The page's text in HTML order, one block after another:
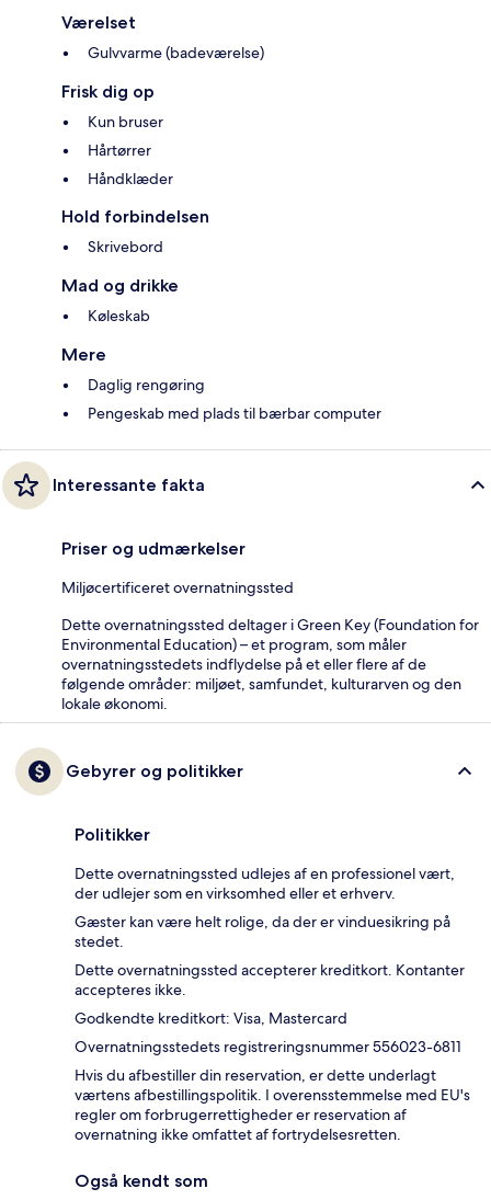
Værelset
Gulvvarme (badeværelse)
Frisk dig op
Kun bruser
Hårtørrer
Håndklæder
Hold forbindelsen
Skrivebord
Mad og drikke
Køleskab
Mere
Daglig rengøring
Pengeskab med plads til bærbar computer
Interessante fakta
Priser og udmærkelser
Miljøcertificeret overnatningssted
Dette overnatningssted deltager i Green Key (Foundation for
Environmental Education) – et program, som måler
overnatningsstedets indflydelse på et eller flere af de
følgende områder: miljøet, samfundet, kulturarven og den
lokale økonomi.
Gebyrer og politikker
Politikker
Dette overnatningssted udlejes af en professionel vært,
der udlejer som en virksomhed eller et erhverv.
Gæster kan være helt rolige, da der er vinduesikring på
stedet.
Dette overnatningssted accepterer kreditkort. Kontanter
accepteres ikke.
Godkendte kreditkort: Visa, Mastercard
Overnatningsstedets registreringsnummer 556023-6811
Hvis du afbestiller din reservation, er dette underlagt
værtens afbestillingspolitik. I overensstemmelse med EU's
regler om forbrugerrettigheder er reservation af
overnatning ikke omfattet af fortrydelsesretten.
Også kendt som